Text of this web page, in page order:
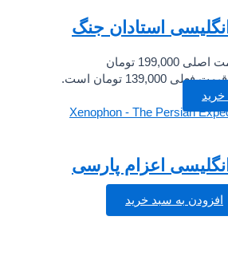
استادان جنگ
قیمت اصلی 199,000 تومان
قیمت فعلی 139,000 تومان است.
خرید
اعزام پارسی
افزودن به سبد خرید